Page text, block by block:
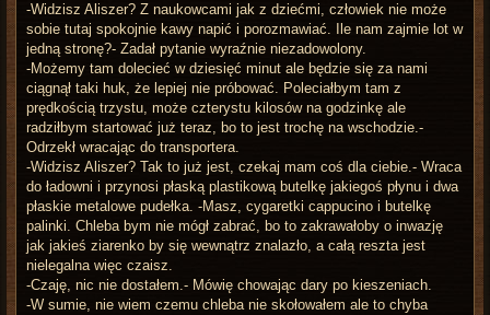
-Widzisz Aliszer? Z naukowcami jak z dziećmi, człowiek nie może
sobie tutaj spokojnie kawy napić i porozmawiać. Ile nam zajmie lot w
jedną stronę?- Zadał pytanie wyraźnie niezadowolony.
-Możemy tam dolecieć w dziesięć minut ale będzie się za nami
ciągnął taki huk, że lepiej nie próbować. Poleciałbym tam z
prędkością trzystu, może czterystu kilosów na godzinkę ale
radziłbym startować już teraz, bo to jest trochę na wschodzie.-
Odrzekł wracając do transportera.
-Widzisz Aliszer? Tak to już jest, czekaj mam coś dla ciebie.- Wraca
do ładowni i przynosi płaską plastikową butelkę jakiegoś płynu i dwa
płaskie metalowe pudełka. -Masz, cygaretki cappucino i butelkę
palinki. Chleba bym nie mógł zabrać, bo to zakrawałoby o inwazję
jak jakieś ziarenko by się wewnątrz znalazło, a całą reszta jest
nielegalna więc czaisz.
-Czaję, nic nie dostałem.- Mówię chowając dary po kieszeniach.
-W sumie, nie wiem czemu chleba nie skołowałem ale to chyba